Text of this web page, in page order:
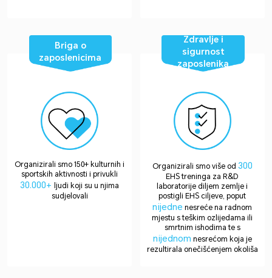
Briga o
zaposlenicima
Organizirali smo 150+ kulturnih i
sportskih aktivnosti i privukli
30.000+ ljudi koji su u njima
sudjelovali
Zdravlje i
sigurnost
zaposlenika
Organizirali smo više od 300
EHS treninga za R&D
laboratorije diljem zemlje i
postigli EHS ciljeve, poput
nijedne nesreće na radnom
mjestu s teškim ozlijedama ili
smrtnim ishodima te s
nijednom nesrećom koja je
rezultirala onečišćenjem okoliša